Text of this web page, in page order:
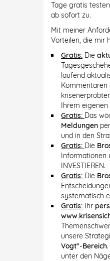
Tage gratis
ab sofort zu.
Mit meiner
Vorteilen, die mir
Gratis: Die
laufend
Kommentaren
Ihrem eigenen
Gratis: Das
Meldungen
und in den
Gratis: Die
Informationen
INVESTIEREN.
Gratis: Die
systematisch
Gratis: Ihr
unsere
Vogt"-Bereich
unter den